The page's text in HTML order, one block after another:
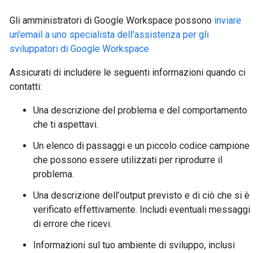
Gli amministratori di Google Workspace possono inviare
un'email a uno specialista dell'assistenza per gli
sviluppatori di Google Workspace
Assicurati di includere le seguenti informazioni quando ci
contatti:
Una descrizione del problema e del comportamento
che ti aspettavi.
Un elenco di passaggi e un piccolo codice campione
che possono essere utilizzati per riprodurre il
problema.
Una descrizione dell'output previsto e di ciò che si è
verificato effettivamente. Includi eventuali messaggi
di errore che ricevi.
Informazioni sul tuo ambiente di sviluppo, inclusi